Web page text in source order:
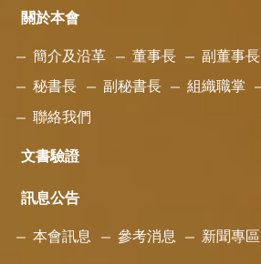
關於本會
簡介及沿革 董事長 副董事長
秘書長 副秘書長 組織職掌
聯絡我們
文書驗證
訊息公告
本會訊息 參考消息 新聞專區